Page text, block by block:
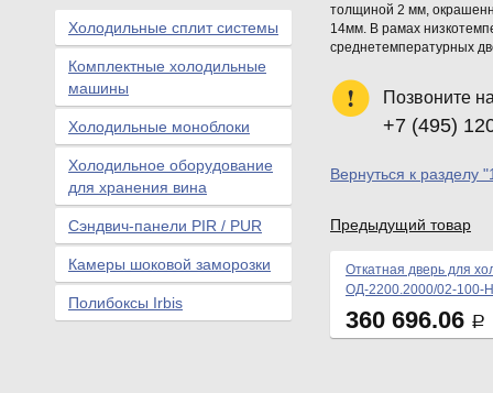
толщиной 2 мм,
14мм. В рамах
среднетемпературных
Позвоните
+7 (495)
Вернуться к разделу
Предыдущий товар
Откатная дверь для
ОД-2200.2000/02-100-Н
360 696.06 Р
Холодильные сплит системы
Комплектные холодильные
машины
Холодильные моноблоки
Холодильное оборудование
для хранения вина
Сэндвич-панели PIR / PUR
Камеры шоковой заморозки
Полибоксы Irbis